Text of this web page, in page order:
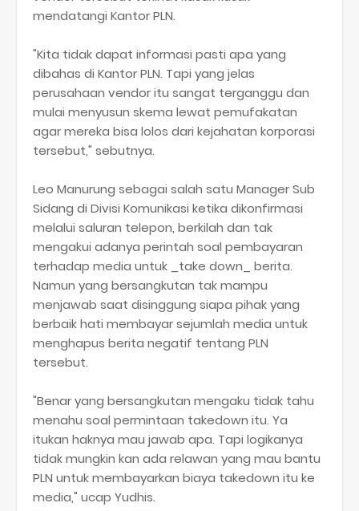
mendatangi Kantor PLN.
"Kita tidak dapat informasi pasti apa yang
dibahas di Kantor PLN. Tapi yang jelas
perusahaan vendor itu sangat terganggu dan
mulai menyusun skema lewat pemufakatan
agar mereka bisa lolos dari kejahatan korporasi
tersebut," sebutnya.
Leo Manurung sebagai salah satu Manager Sub
Sidang di Divisi Komunikasi ketika dikonfirmasi
melalui saluran telepon, berkilah dan tak
mengakui adanya perintah soal pembayaran
terhadap media untuk _take down_ berita.
Namun yang bersangkutan tak mampu
menjawab saat disinggung siapa pihak yang
berbaik hati membayar sejumlah media untuk
menghapus berita negatif tentang PLN
tersebut.
"Benar yang bersangkutan mengaku tidak tahu
menahu soal permintaan takedown itu. Ya
itukan haknya mau jawab apa. Tapi logikanya
tidak mungkin kan ada relawan yang mau bantu
PLN untuk membayarkan biaya takedown itu ke
media," ucap Yudhis.